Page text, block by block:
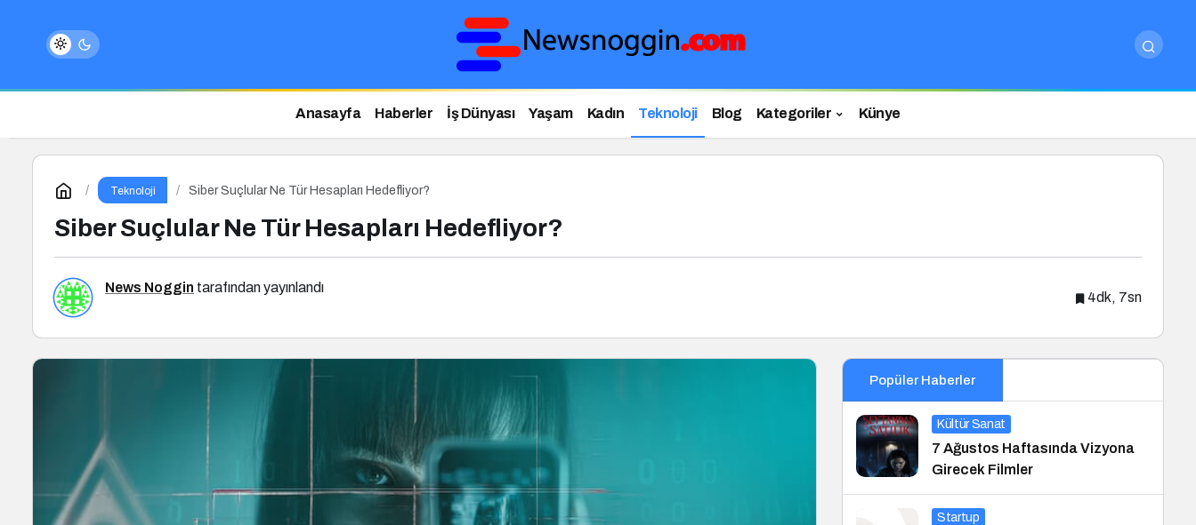
Anasayfa Haberler İş Dünyası Yaşam Kadın Teknoloji Blog Kategoriler Künye
Teknoloji Siber Suçlular Ne Tür Hesapları Hedefliyor?
Siber Suçlular Ne Tür Hesapları Hedefliyor?
News Noggin tarafından yayınlandı
4dk, 7sn
Popüler Haberler
Kültür Sanat
7 Ağustos Haftasında Vizyona
Girecek Filmler
Startup